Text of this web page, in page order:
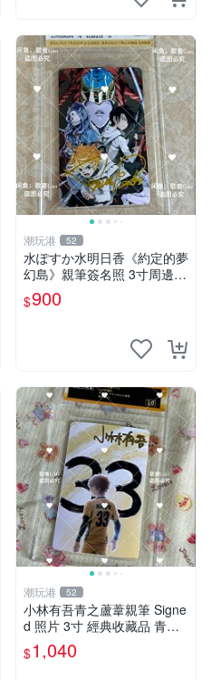
潮玩港 52
水ぽすか水明日香《約定的夢
幻島》親筆簽名照 3寸周邊照
片 簽名真跡 約束のネバーラ
ンド 周邊 照片收藏 水明日香
$900
潮玩港 52
小林有吾青之蘆葦親筆 Signe
d 照片 3寸 經典收藏品 青之
蘆葦限量版 周邊 相框裝裱 青
之蘆葦 簽名照 小林有吾
$1,040